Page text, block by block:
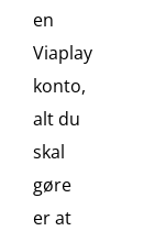
en
Viaplay
konto,
alt du
skal
gøre
er at